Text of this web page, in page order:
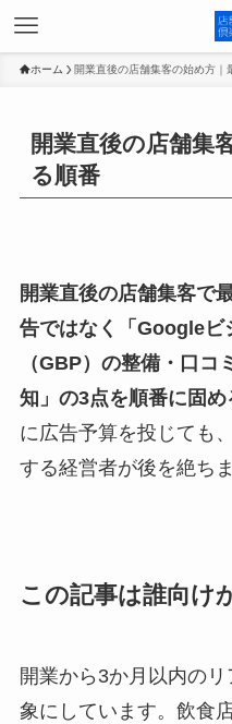
ホーム 開業直後の店舗集客の始め方｜
開業直後の店舗集
る順番
開業直後の店舗集客で
告ではなく「Googleビ
（GBP）の整備・口
知」の3点を順番に固め
に広告予算を投じても
する経営者が後を絶ちま
この記事は誰向け
開業から3か月以内の
象にしています。飲食